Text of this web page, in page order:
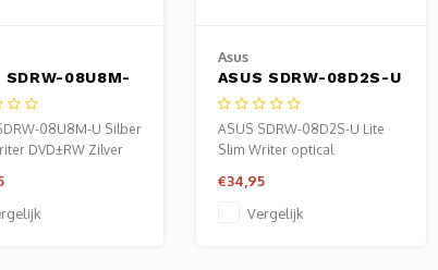
SDRW-08U8M-
optisch
|
| USB-C |
08U8M-U Silber
DVD±RW Zilver
Asus
ASUS SDRW-08D2S-U
Lite | Externe
DVD±RW-brander |
USB 2.0 | 8x DVD-
ASUS SDRW-08D2S-U Lite
Slim Writer optical
€34,95
Vergelijk